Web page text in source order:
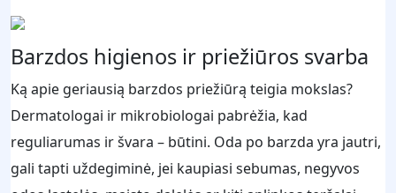
Barzdos higienos ir priežiūros svarba
Ką apie geriausią barzdos priežiūrą teigia mokslas?
Dermatologai ir mikrobiologai pabrėžia, kad
reguliarumas ir švara – būtini. Oda po barzda yra jautri,
gali tapti uždegiminė, jei kaupiasi sebumas, negyvos